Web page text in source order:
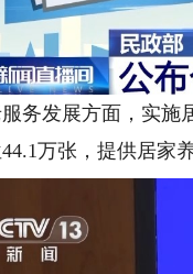
发展方面，实施居
万张，提供居家